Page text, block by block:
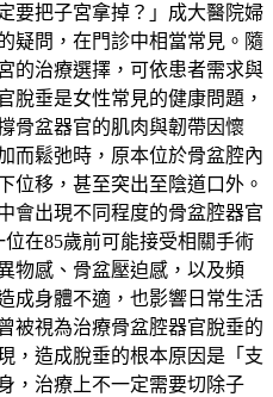
要把子宮拿掉？」成大醫院婦
疑問，在門診中相當常見。隨
的治療選擇，可依患者需求與
脫垂是女性常見的健康問題，
骨盆器官的肌肉與韌帶因懷
而鬆弛時，原本位於骨盆腔內
位移，甚至突出至陰道口外。
會出現不同程度的骨盆腔器官
在85歲前可能接受相關手術
物感、骨盆壓迫感，以及頻
成身體不適，也影響日常生活
被視為治療骨盆腔器官脫垂的
，造成脫垂的根本原因是「支
，治療上不一定需要切除子